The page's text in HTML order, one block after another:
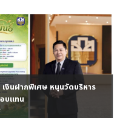
งินฝากพิเศษ หนุนวัดบริหาร
บแทน